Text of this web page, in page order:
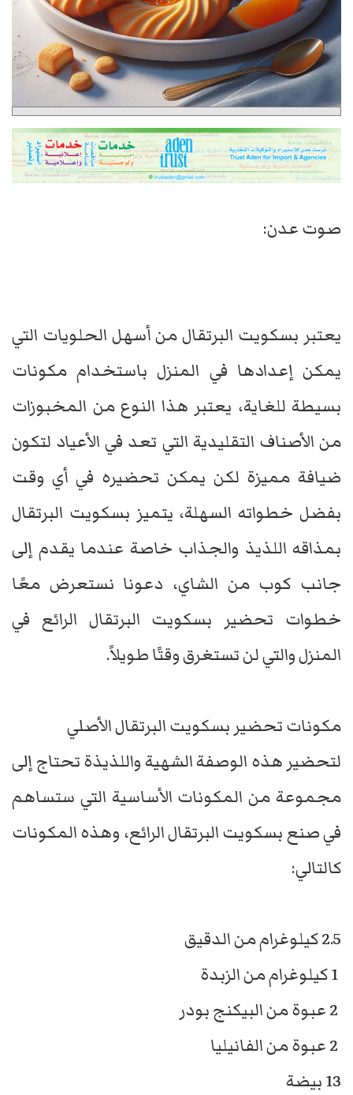
صوت عدن:
يعتبر بسكويت البرتقال من أسهل الحلويات التي
يمكن إعدادها في المنزل باستخدام مكونات
بسيطة للغاية، يعتبر هذا النوع من المخبوزات
من الأصناف التقليدية التي تعد في الأعياد لتكون
ضيافة مميزة لكن يمكن تحضيره في أي وقت
بفضل خطواته السهلة، يتميز بسكويت البرتقال
بمذاقه اللذيذ والجذاب خاصة عندما يقدم إلى
جانب كوب من الشاي، دعونا نستعرض معًا
خطوات تحضير بسكويت البرتقال الرائع في
المنزل والتي لن تستغرق وقتًا طويلاً.
مكونات تحضير بسكويت البرتقال الأصلي
لتحضير هذه الوصفة الشهية واللذيذة تحتاج إلى
مجموعة من المكونات الأساسية التي ستساهم
في صنع بسكويت البرتقال الرائع، وهذه المكونات
كالتالي:
2.5 كيلوغرام من الدقيق
13 بيضة